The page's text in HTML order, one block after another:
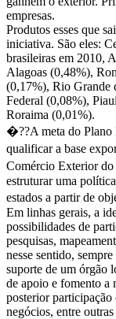
empresas.
Produtos esses que
iniciativa. São eles:
brasileiras em 2010,
Alagoas (0,48%),
(0,17%), Rio Grande
Federal (0,08%),
Roraima (0,01%).
�??A meta do Plano
qualificar a base
Comércio Exterior
estruturar uma
estados a partir de
Em linhas gerais, a
possibilidades de
pesquisas,
nesse sentido,
suporte de um órgão
de apoio e fomento a
posterior participação
negócios, entre